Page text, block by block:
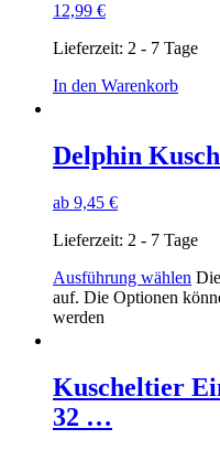
12,99 €
Lieferzeit: 2 - 7 Tage
In den Warenkorb
Delphin
ab 9,45 €
Lieferzeit: 2 - 7 Tage
Ausführung wählen
auf. Die Optionen
werden
Kuscheltier
32 …